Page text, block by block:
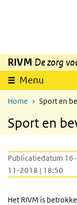
Overslaan en naar de
RIVM De zorg
Menu
Home Sport en
Sport en
Publicatiedatum
11-2018 | 18:50
Het RIVM is